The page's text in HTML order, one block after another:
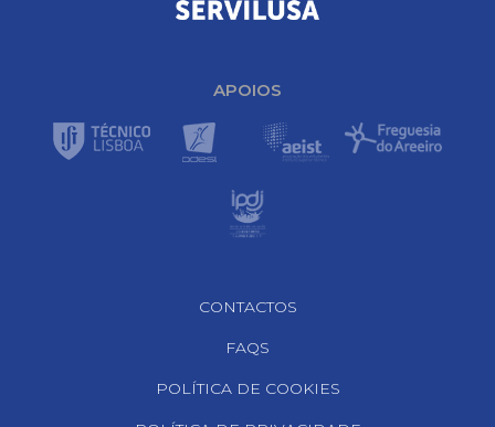
APOIOS
CONTACTOS
FAQS
POLÍTICA DE COOKIES